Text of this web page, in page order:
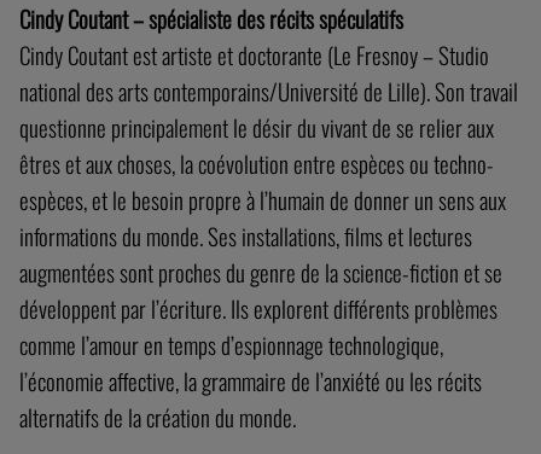
Cindy Coutant – spécialiste des récits spéculatifs
Cindy Coutant est artiste et doctorante (Le Fresnoy – Studio
national des arts contemporains/Université de Lille). Son travail
questionne principalement le désir du vivant de se relier aux
êtres et aux choses, la coévolution entre espèces ou techno-
espèces, et le besoin propre à l’humain de donner un sens aux
informations du monde. Ses installations, films et lectures
augmentées sont proches du genre de la science-fiction et se
développent par l’écriture. Ils explorent différents problèmes
comme l’amour en temps d’espionnage technologique,
l’économie affective, la grammaire de l’anxiété ou les récits
alternatifs de la création du monde.